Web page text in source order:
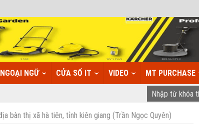
NGOẠI NGỮ CỬA SỔ IT VIDEO MT PURCHASE
bàn thị xã hà tiên, tỉnh kiên giang (Trần Ngọc Quyên)